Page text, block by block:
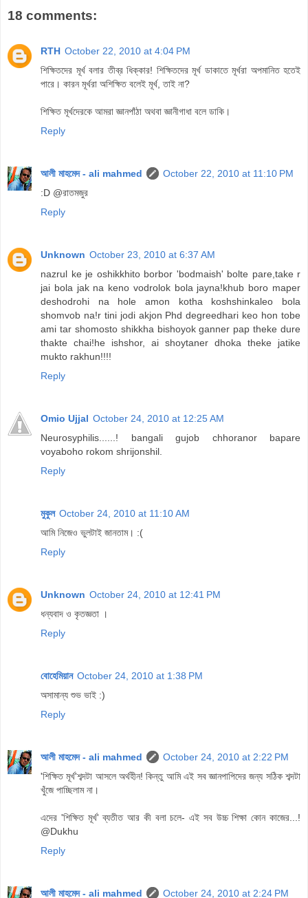
18 comments:
RTH October 22, 2010 at 4:04 PM
শিক্ষিতদের মূর্খ বলার তীব্র ধিক্কার! শিক্ষিতদের মূর্খ ডাকাতে মূর্খরা অপমানিত হতেই
পারে। কারন মূর্খরা অশিক্ষিত বলেই মূর্খ, তাই না?
শিক্ষিত মূর্খদেরকে আমরা জ্ঞানপাঁঠা অথবা জ্ঞানীগাধা বলে ডাকি।
Reply
আলী মাহমেদ - ali mahmed
October 22, 2010 at 11:10 PM
:D @রাতমজুর
Reply
Unknown October 23, 2010 at 6:37 AM
nazrul ke je oshikkhito borbor 'bodmaish' bolte pare,take r
jai bola jak na keno vodrolok bola jayna!khub boro maper
deshodrohi na hole amon kotha koshshinkaleo bola
shomvob na!r tini jodi akjon Phd degreedhari keo hon tobe
ami tar shomosto shikkha bishoyok ganner pap theke dure
thakte chai!he ishshor, ai shoytaner dhoka theke jatike
mukto rakhun!!!!
Reply
Omio Ujjal October 24, 2010 at 12:25 AM
Neurosyphilis......! bangali gujob chhoranor bapare
voyaboho rokom shrijonshil.
Reply
মুকুল October 24, 2010 at 11:10 AM
আমি নিজেও ভুলটাই জানতাম। :(
Reply
Unknown October 24, 2010 at 12:41 PM
ধন্যবাদ ও কৃতজ্ঞতা ।
Reply
বোহেমিয়ান October 24, 2010 at 1:38 PM
অসামান্য শুভ ভাই :)
Reply
আলী মাহমেদ - ali mahmed
October 24, 2010 at 2:22 PM
'শিক্ষিত মূর্খ'শব্দটা আসলে অর্থহীন! কিন্তু আমি এই সব জ্ঞানপাপিদের জন্য সঠিক শব্দটা
খুঁজে পাচ্ছিলাম না।
এদের 'শিক্ষিত মূর্খ' ব্যতীত আর কী বলা চলে- এই সব উচ্চ শিক্ষা কোন কাজের...!
@Dukhu
Reply
আলী মাহমেদ - ali mahmed
October 24, 2010 at 2:24 PM